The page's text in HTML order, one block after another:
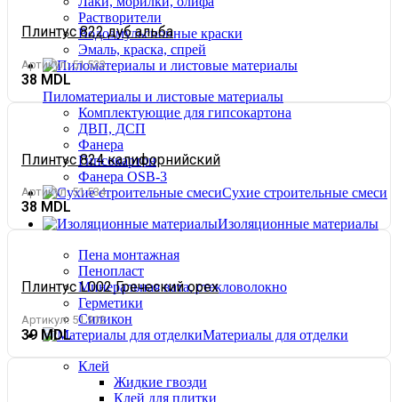
Растворители
Водоэмульсионные краски
Эмаль, краска, спрей
Пиломатериалы и листовые материалы
Комплектующие для гипсокартона
ДВП, ДСП
Фанера
Гипсокартон
Фанера OSB-3
Сухие строительные смеси
Изоляционные материалы
Пена монтажная
Пенопласт
Минеральная вата, стекловолокно
Герметики
Силикон
Материалы для отделки
Клей
Жидкие гвозди
Клей для плитки
Плинтус 822 дуб альба
Артикул:51.533
38
Плинтус 824 калифорнийский
Артикул:51.534
38
Плинтус L002 Греческий орех
Артикул: 51.912
39